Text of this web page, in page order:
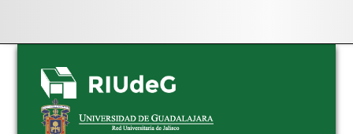
Skip
navigation